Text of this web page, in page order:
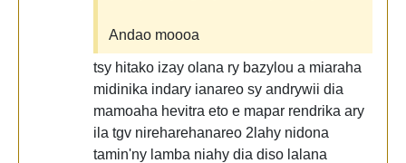
Andao moooa
tsy hitako izay olana ry bazylou a miaraha
midinika indary ianareo sy andrywii dia
mamoaha hevitra eto e mapar rendrika ary
ila tgv nireharehanareo 2lahy nidona
tamin'ny lamba niahy dia diso lalana